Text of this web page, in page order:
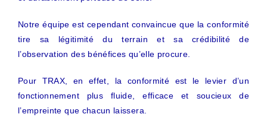
Notre équipe est cependant convaincue que la conformité
tire sa légitimité du terrain et sa crédibilité de
l’observation des bénéfices qu’elle procure.
Pour TRAX, en effet, la conformité est le levier d’un
fonctionnement plus fluide, efficace et soucieux de
l’empreinte que chacun laissera.